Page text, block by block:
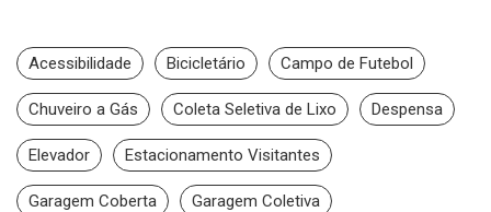
Acessibilidade Bicicletário Campo de Futebol
Chuveiro a Gás Coleta Seletiva de Lixo Despensa
Elevador Estacionamento Visitantes
Garagem Coberta Garagem Coletiva